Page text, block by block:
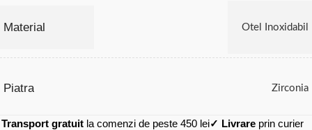
Material Otel Inoxidabil
Piatra Zirconia
Transport gratuit la comenzi de peste 450 lei✓ Livrare prin curier